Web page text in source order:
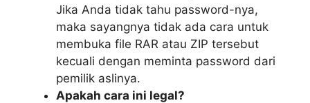
Jika Anda tidak tahu password-nya,
maka sayangnya tidak ada cara untuk
membuka file RAR atau ZIP tersebut
kecuali dengan meminta password dari
pemilik aslinya.
Apakah cara ini legal?